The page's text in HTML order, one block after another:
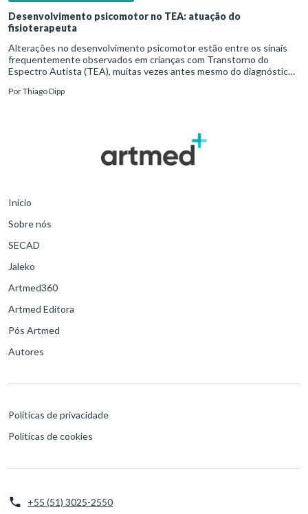
Desenvolvimento psicomotor no TEA: atuação do
fisioterapeuta
Alterações no desenvolvimento psicomotor estão entre os sinais
frequentemente observados em crianças com Transtorno do
Espectro Autista (TEA), muitas vezes antes mesmo do diagnóstico
PorThiago Dipp
Início
Sobre nós
SECAD
Jaleko
Artmed360
Artmed Editora
Pós Artmed
Autores
Políticas de privacidade
Políticas de cookies
+55 (51) 3025-2550